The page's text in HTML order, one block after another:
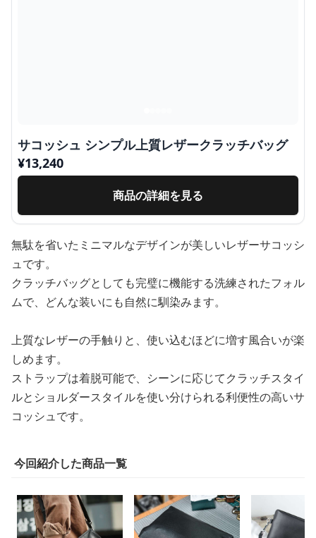
サコッシュ シンプル上質レザークラッチバッグ
¥13,240
商品の詳細を見る
無駄を省いたミニマルなデザインが美しいレザーサコッシ
ュです。
クラッチバッグとしても完璧に機能する洗練されたフォル
ムで、どんな装いにも自然に馴染みます。
上質なレザーの手触りと、使い込むほどに増す風合いが楽
しめます。
ストラップは着脱可能で、シーンに応じてクラッチスタイ
ルとショルダースタイルを使い分けられる利便性の高いサ
コッシュです。
今回紹介した商品一覧